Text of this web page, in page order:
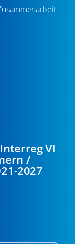
VI
/
2027